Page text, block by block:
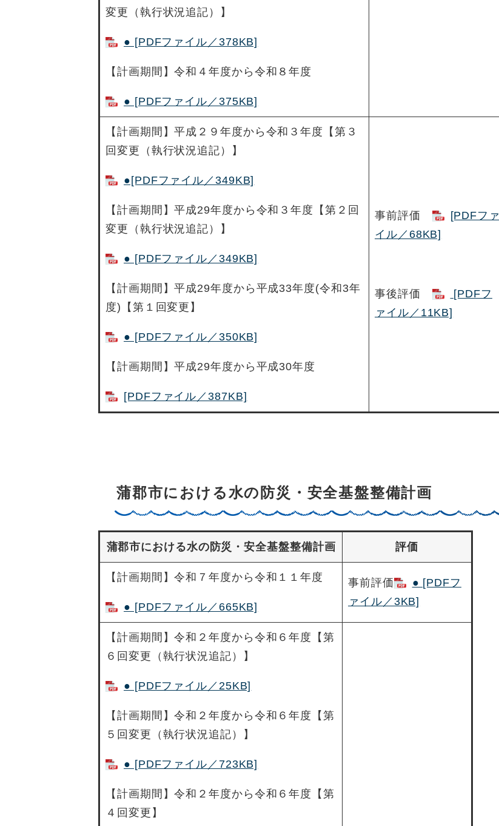
変更（執行状況追記）】
● [PDFファイル／378KB]
【計画期間】令和４年度から令和８年度
● [PDFファイル／375KB]
【計画期間】平成２９年度から令和３年度【第３
回変更（執行状況追記）】
●[PDFファイル／349KB]
【計画期間】平成29年度から令和３年度【第２回
変更（執行状況追記）】
● [PDFファイル／349KB]
【計画期間】平成29年度から平成33年度(令和3年
度)【第１回変更】
● [PDFファイル／350KB]
【計画期間】平成29年度から平成30年度
[PDFファイル／387KB]
事前評価
[PDFファ
イル／68KB]
事後評価
[PDFフ
ァイル／11KB]
蒲郡市における水の防災・安全基盤整備計画
蒲郡市における水の防災・安全基盤整備計画 評価
【計画期間】令和７年度から令和１１年度
● [PDFファイル／665KB]
事前評価
● [PDFフ
ァイル／3KB]
【計画期間】令和２年度から令和６年度【第
６回変更（執行状況追記）】
● [PDFファイル／25KB]
【計画期間】令和２年度から令和６年度【第
５回変更（執行状況追記）】
● [PDFファイル／723KB]
【計画期間】令和２年度から令和６年度【第
４回変更】